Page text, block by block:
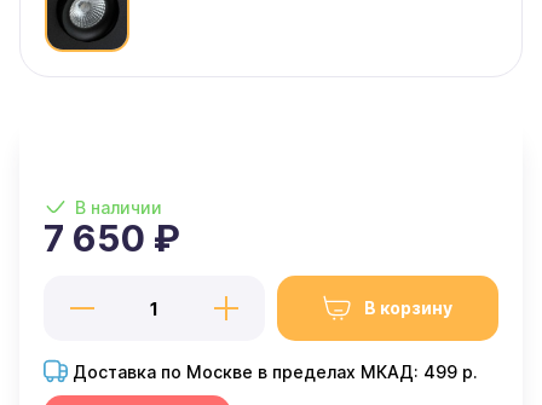
В наличии
7 650 ₽
В корзину
Доставка по Москве в пределах МКАД: 499 р.